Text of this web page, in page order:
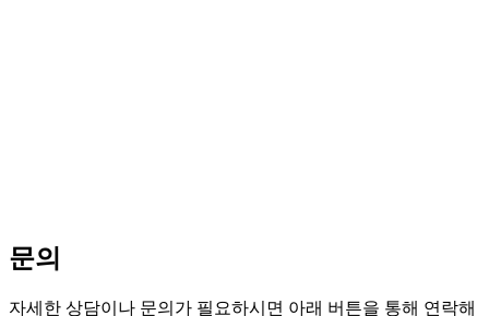
문의
자세한 상담이나 문의가 필요하시면 아래 버튼을 통해 연락해